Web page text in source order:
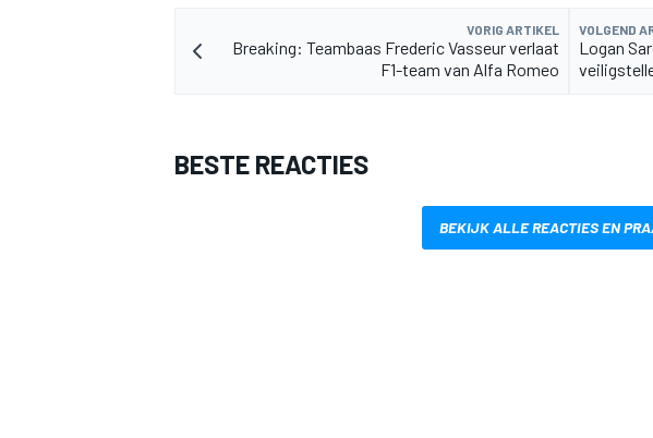
VORIG ARTIKEL
Breaking: Teambaas Frederic Vasseur verlaat
F1-team van Alfa Romeo
VOLGEND
Logan
BESTE REACTIES
BEKIJK ALLE REACTIES EN